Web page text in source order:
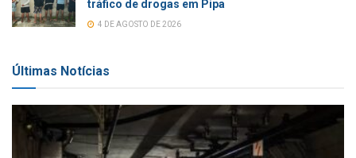
tráfico de drogas em Pipa
4 DE AGOSTO DE 2026
Últimas Notícias